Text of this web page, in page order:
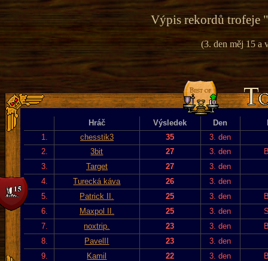
Výpis rekordů trofeje
(3. den měj 15 a
Hráč Výsledek Den
1.
chesstik3 35
3. den
2.
3bit 27 3. den
3.
Target 27
3. den
4.
Turecká káva 26
3. den
5.
Patrick II. 25 3. den
6.
Maxpol II. 25 3. den
7.
noxtrip. 23 3. den
8.
PavelII 23
3. den
9.
Kamil 22 3. den